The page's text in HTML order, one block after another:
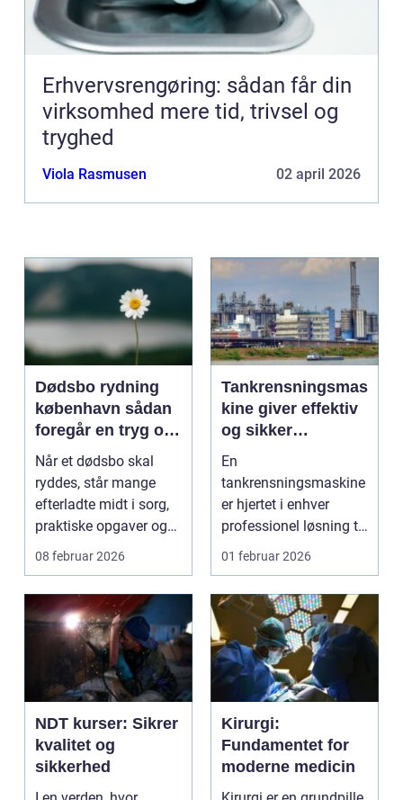
Erhvervsrengøring: sådan får din
virksomhed mere tid, trivsel og
tryghed
Viola Rasmusen 02 april 2026
Dødsbo rydning
københavn sådan
foregår en tryg og
respektfuld
rydning
Når et dødsbo skal
ryddes, står mange
efterladte midt i sorg,
praktiske opgaver og
ofte også tidspre...
08 februar 2026
Tankrensningsmas
kine giver effektiv
og sikker
rengøring af tanke
En
tankrensningsmaskine
er hjertet i enhver
professionel løsning til
rengøring af tank...
01 februar 2026
NDT kurser: Sikrer
kvalitet og
sikkerhed
Kirurgi:
Fundamentet for
moderne medicin